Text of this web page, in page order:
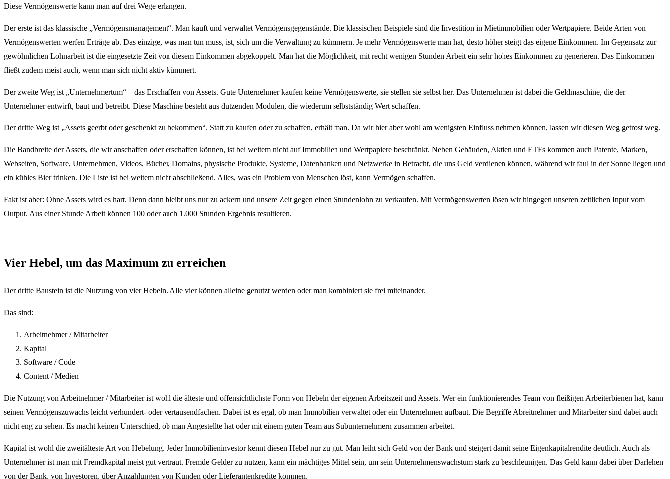
Diese Vermögenswerte kann man auf drei Wege erlangen.
Der erste ist das klassische „Vermögensmanagement“. Man kauft und verwaltet Vermögensgegenstände. Die klassischen Beispiele sind die Investition in Mietimmobilien oder Wertpapiere. Beide Arten von
Vermögenswerten werfen Erträge ab. Das einzige, was man tun muss, ist, sich um die Verwaltung zu kümmern. Je mehr Vermögenswerte man hat, desto höher steigt das eigene Einkommen. Im Gegensatz zur
gewöhnlichen Lohnarbeit ist die eingesetzte Zeit von diesem Einkommen abgekoppelt. Man hat die Möglichkeit, mit recht wenigen Stunden Arbeit ein sehr hohes Einkommen zu generieren. Das Einkommen
fließt zudem meist auch, wenn man sich nicht aktiv kümmert.
Der zweite Weg ist „Unternehmertum“ – das Erschaffen von Assets. Gute Unternehmer kaufen keine Vermögenswerte, sie stellen sie selbst her. Das Unternehmen ist dabei die Geldmaschine, die der
Unternehmer entwirft, baut und betreibt. Diese Maschine besteht aus dutzenden Modulen, die wiederum selbstständig Wert schaffen.
Der dritte Weg ist „Assets geerbt oder geschenkt zu bekommen“. Statt zu kaufen oder zu schaffen, erhält man. Da wir hier aber wohl am wenigsten Einfluss nehmen können, lassen wir diesen Weg getrost weg.
Die Bandbreite der Assets, die wir anschaffen oder erschaffen können, ist bei weitem nicht auf Immobilien und Wertpapiere beschränkt. Neben Gebäuden, Aktien und ETFs kommen auch Patente, Marken,
Webseiten, Software, Unternehmen, Videos, Bücher, Domains, physische Produkte, Systeme, Datenbanken und Netzwerke in Betracht, die uns Geld verdienen können, während wir faul in der Sonne liegen und
ein kühles Bier trinken. Die Liste ist bei weitem nicht abschließend. Alles, was ein Problem von Menschen löst, kann Vermögen schaffen.
Fakt ist aber: Ohne Assets wird es hart. Denn dann bleibt uns nur zu ackern und unsere Zeit gegen einen Stundenlohn zu verkaufen. Mit Vermögenswerten lösen wir hingegen unseren zeitlichen Input vom
Output. Aus einer Stunde Arbeit können 100 oder auch 1.000 Stunden Ergebnis resultieren.
Vier Hebel, um das Maximum zu erreichen
Der dritte Baustein ist die Nutzung von vier Hebeln. Alle vier können alleine genutzt werden oder man kombiniert sie frei miteinander.
Das sind:
Arbeitnehmer / Mitarbeiter
Kapital
Software / Code
Content / Medien
Die Nutzung von Arbeitnehmer / Mitarbeiter ist wohl die älteste und offensichtlichste Form von Hebeln der eigenen Arbeitszeit und Assets. Wer ein funktionierendes Team von fleißigen Arbeiterbienen hat, kann
seinen Vermögenszuwachs leicht verhundert- oder vertausendfachen. Dabei ist es egal, ob man Immobilien verwaltet oder ein Unternehmen aufbaut. Die Begriffe Abreitnehmer und Mitarbeiter sind dabei auch
nicht eng zu sehen. Es macht keinen Unterschied, ob man Angestellte hat oder mit einem guten Team aus Subunternehmern zusammen arbeitet.
Kapital ist wohl die zweitälteste Art von Hebelung. Jeder Immobilieninvestor kennt diesen Hebel nur zu gut. Man leiht sich Geld von der Bank und steigert damit seine Eigenkapitalrendite deutlich. Auch als
Unternehmer ist man mit Fremdkapital meist gut vertraut. Fremde Gelder zu nutzen, kann ein mächtiges Mittel sein, um sein Unternehmenswachstum stark zu beschleunigen. Das Geld kann dabei über Darlehen
von der Bank, von Investoren, über Anzahlungen von Kunden oder Lieferantenkredite kommen.